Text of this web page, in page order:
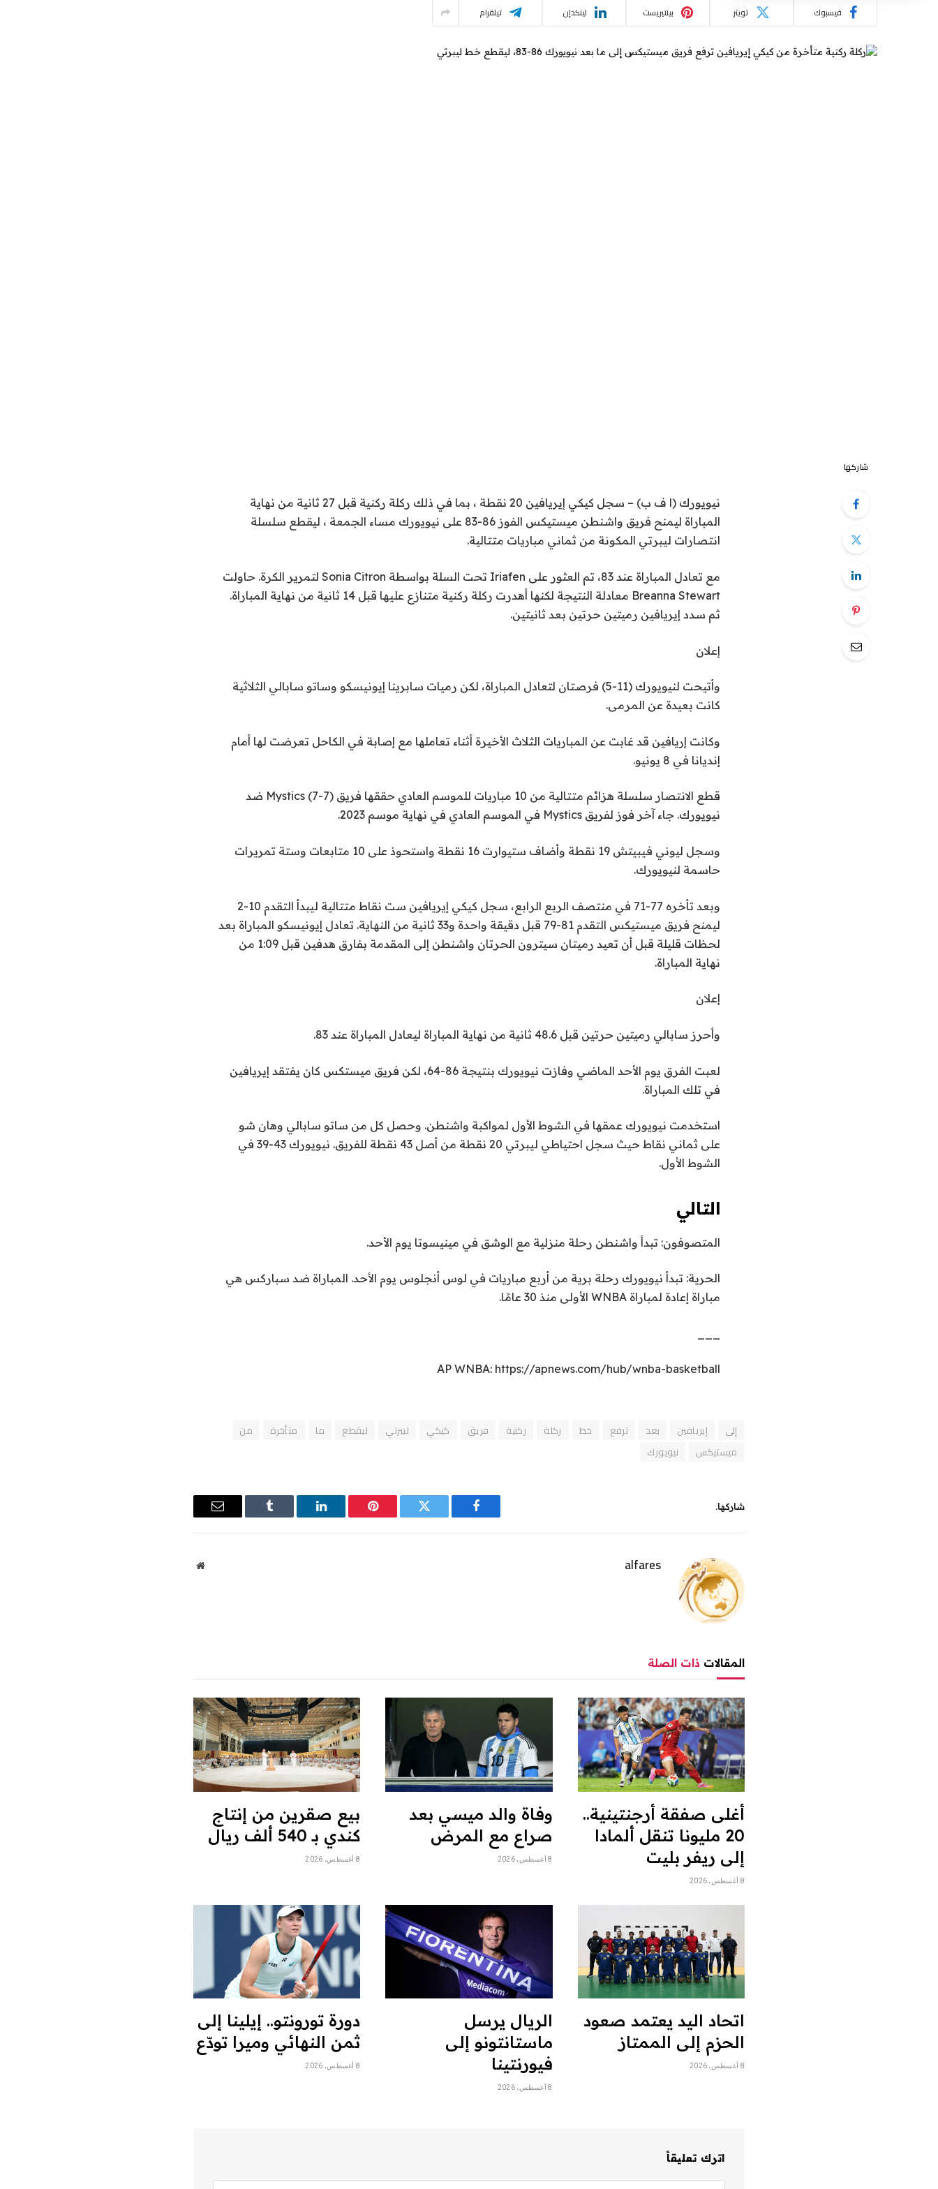
فيسبوك تويتر بينتيريست لينكدإن تيلقرام
شاركها
نيويورك (ا ف ب) – سجل كيكي إيريافين 20 نقطة ، بما في ذلك ركلة ركنية قبل 27 ثانية من نهاية
المباراة ليمنح فريق واشنطن ميستيكس الفوز 86-83 على نيويورك مساء الجمعة ، ليقطع سلسلة
انتصارات ليبرتي المكونة من ثماني مباريات متتالية.
مع تعادل المباراة عند 83، تم العثور على Iriafen تحت السلة بواسطة Sonia Citron لتمرير الكرة. حاولت
Breanna Stewart معادلة النتيجة لكنها أهدرت ركلة ركنية متنازع عليها قبل 14 ثانية من نهاية المباراة.
ثم سدد إيريافين رميتين حرتين بعد ثانيتين.
إعلان
وأتيحت لنيويورك (11-5) فرصتان لتعادل المباراة، لكن رميات سابرينا إيونيسكو وساتو سابالي الثلاثية
كانت بعيدة عن المرمى.
وكانت إريافين قد غابت عن المباريات الثلاث الأخيرة أثناء تعاملها مع إصابة في الكاحل تعرضت لها أمام
إنديانا في 8 يونيو.
قطع الانتصار سلسلة هزائم متتالية من 10 مباريات للموسم العادي حققها فريق Mystics (7-7) ضد
نيويورك. جاء آخر فوز لفريق Mystics في الموسم العادي في نهاية موسم 2023.
وسجل ليوني فيبيتش 19 نقطة وأضاف ستيوارت 16 نقطة واستحوذ على 10 متابعات وستة تمريرات
حاسمة لنيويورك.
وبعد تأخره 77-71 في منتصف الربع الرابع، سجل كيكي إيريافين ست نقاط متتالية ليبدأ التقدم 10-2
ليمنح فريق ميستيكس التقدم 81-79 قبل دقيقة واحدة و33 ثانية من النهاية. تعادل إيونيسكو المباراة بعد
لحظات قليلة قبل أن تعيد رميتان سيترون الحرتان واشنطن إلى المقدمة بفارق هدفين قبل 1:09 من
نهاية المباراة.
إعلان
وأحرز سابالي رميتين حرتين قبل 48.6 ثانية من نهاية المباراة ليعادل المباراة عند 83.
لعبت الفرق يوم الأحد الماضي وفازت نيويورك بنتيجة 86-64، لكن فريق ميستكس كان يفتقد إيريافين
في تلك المباراة.
استخدمت نيويورك عمقها في الشوط الأول لمواكبة واشنطن. وحصل كل من ساتو سابالي وهان شو
على ثماني نقاط حيث سجل احتياطي ليبرتي 20 نقطة من أصل 43 نقطة للفريق. نيويورك 43-39 في
الشوط الأول.
التالي
المتصوفون: تبدأ واشنطن رحلة منزلية مع الوشق في مينيسوتا يوم الأحد.
الحرية: تبدأ نيويورك رحلة برية من أربع مباريات في لوس أنجلوس يوم الأحد. المباراة ضد سباركس هي
مباراة إعادة لمباراة WNBA الأولى منذ 30 عامًا.
AP WNBA: https://apnews.com/hub/wnba-basketball
إلى إيريافين بعد ترفع خط ركلة ركنية فريق كيكي ليبرتي ليقطع ما متأخرة
من
ميستيكس
نيويورك
شاركها.
فيسبوك تويتر بينتيريستلينكدإن Tumblr
البريد
alfares
موقع
المقالاتذات الصلة
أغلى صفقة أرجنتينية..
20 مليونا تنقل ألمادا
إلى ريفر بليت
8 أغسطس، 2026
وفاة والد ميسي بعد
صراع مع المرض
8 أغسطس، 2026
بيع صقرين من إنتاج
كندي بـ 540 ألف ريال
8 أغسطس، 2026
اتحاد اليد يعتمد صعود
الحزم إلى الممتاز
8 أغسطس، 2026
الريال يرسل
ماستانتونو إلى
فيورنتينا
8 أغسطس، 2026
دورة تورونتو.. إيلينا إلى
ثمن النهائي وميرا تودّع
8 أغسطس، 2026
اترك تعليقاً